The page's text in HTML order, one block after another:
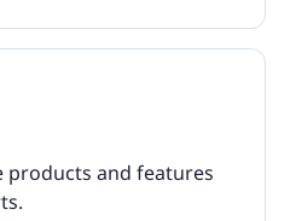
products and features